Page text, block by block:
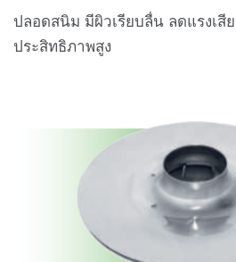
ปลอดสนิม มีผิวเรียบลื่น ลดแรงเ
ประสิทธิภาพสูง